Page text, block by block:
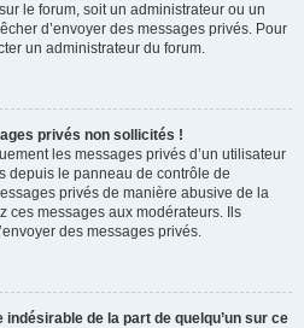
le forum, soit un administrateur ou un
d’envoyer des messages privés. Pour
un administrateur du forum.
privés non sollicités !
les messages privés d’un utilisateur
depuis le panneau de contrôle de
privés de manière abusive de la
ces messages aux modérateurs. Ils
des messages privés.
de la part de quelqu’un sur ce